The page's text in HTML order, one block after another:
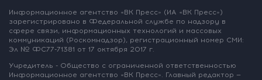
Информационное агентство «ВК Пресс» (ИА «ВК Пресс»)
зарегистрировано в Федеральной службе по надзору в
сфере связи, информационных технологий и массовых
коммуникаций (Роскомнадзор), регистрационный номер СМИ:
Эл № ФС77-71381 от 17 октября 2017 г.
Учредитель - Общество с ограниченной ответственностью
Информационное агентство «ВК Пресс». Главный редактор —